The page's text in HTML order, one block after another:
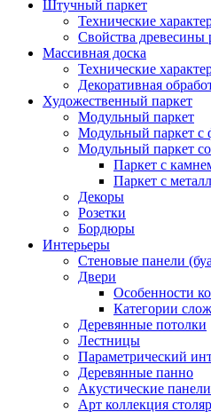
Штучный паркет
Технические
Свойства древесины
Массивная доска
Технические
Декоративная
Художественный паркет
Модульный паркет
Модульный паркет
Модульный паркет
Паркет с
Паркет с
Декоры
Розетки
Бордюры
Интерьеры
Стеновые панели
Двери
Особенности
Категории
Деревянные потолки
Лестницы
Параметрический
Деревянные панно
Акустические панели
Арт коллекция